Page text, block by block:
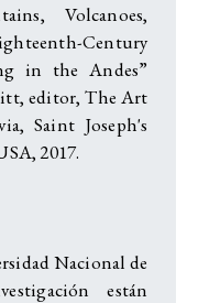
Volcanoes,
Century
in the Andes”
editor, The Art
Saint Joseph's
2017.
Nacional de
están